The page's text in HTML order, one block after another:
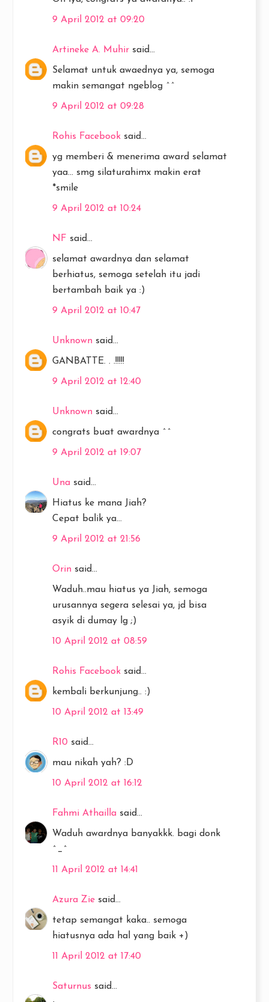
9 April 2012 at 09:20
Artineke A. Muhir said...
Selamat untuk awaednya ya, semoga
makin semangat ngeblog ^^
9 April 2012 at 09:28
Rohis Facebook said...
yg memberi & menerima award selamat
yaa... smg silaturahimx makin erat
*smile
9 April 2012 at 10:24
NF said...
selamat awardnya dan selamat
berhiatus, semoga setelah itu jadi
bertambah baik ya :)
9 April 2012 at 10:47
Unknown said...
GANBATTE. . .!!!!!
9 April 2012 at 12:40
Unknown said...
congrats buat awardnya ^^
9 April 2012 at 19:07
Una said...
Hiatus ke mana Jiah?
Cepat balik ya...
9 April 2012 at 21:56
Orin said...
Waduh..mau hiatus ya Jiah, semoga
urusannya segera selesai ya, jd bisa
asyik di dumay lg ;)
10 April 2012 at 08:59
Rohis Facebook said...
kembali berkunjung.. :)
10 April 2012 at 13:49
R10 said...
mau nikah yah? :D
10 April 2012 at 16:12
Fahmi Athailla said...
Waduh awardnya banyakkk. bagi donk
^_^
11 April 2012 at 14:41
Azura Zie said...
tetap semangat kaka.. semoga
hiatusnya ada hal yang baik +)
11 April 2012 at 17:40
Saturnus said...